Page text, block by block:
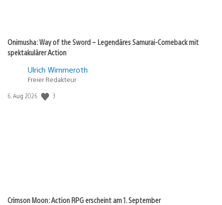
Onimusha: Way of the Sword – Legendäres Samurai-Comeback mit
spektakulärer Action
Ulrich Wimmeroth
Freier Redakteur
Veröffentlichungsdatum:
6. Aug 2026 3
Crimson Moon: Action RPG erscheint am 1. September